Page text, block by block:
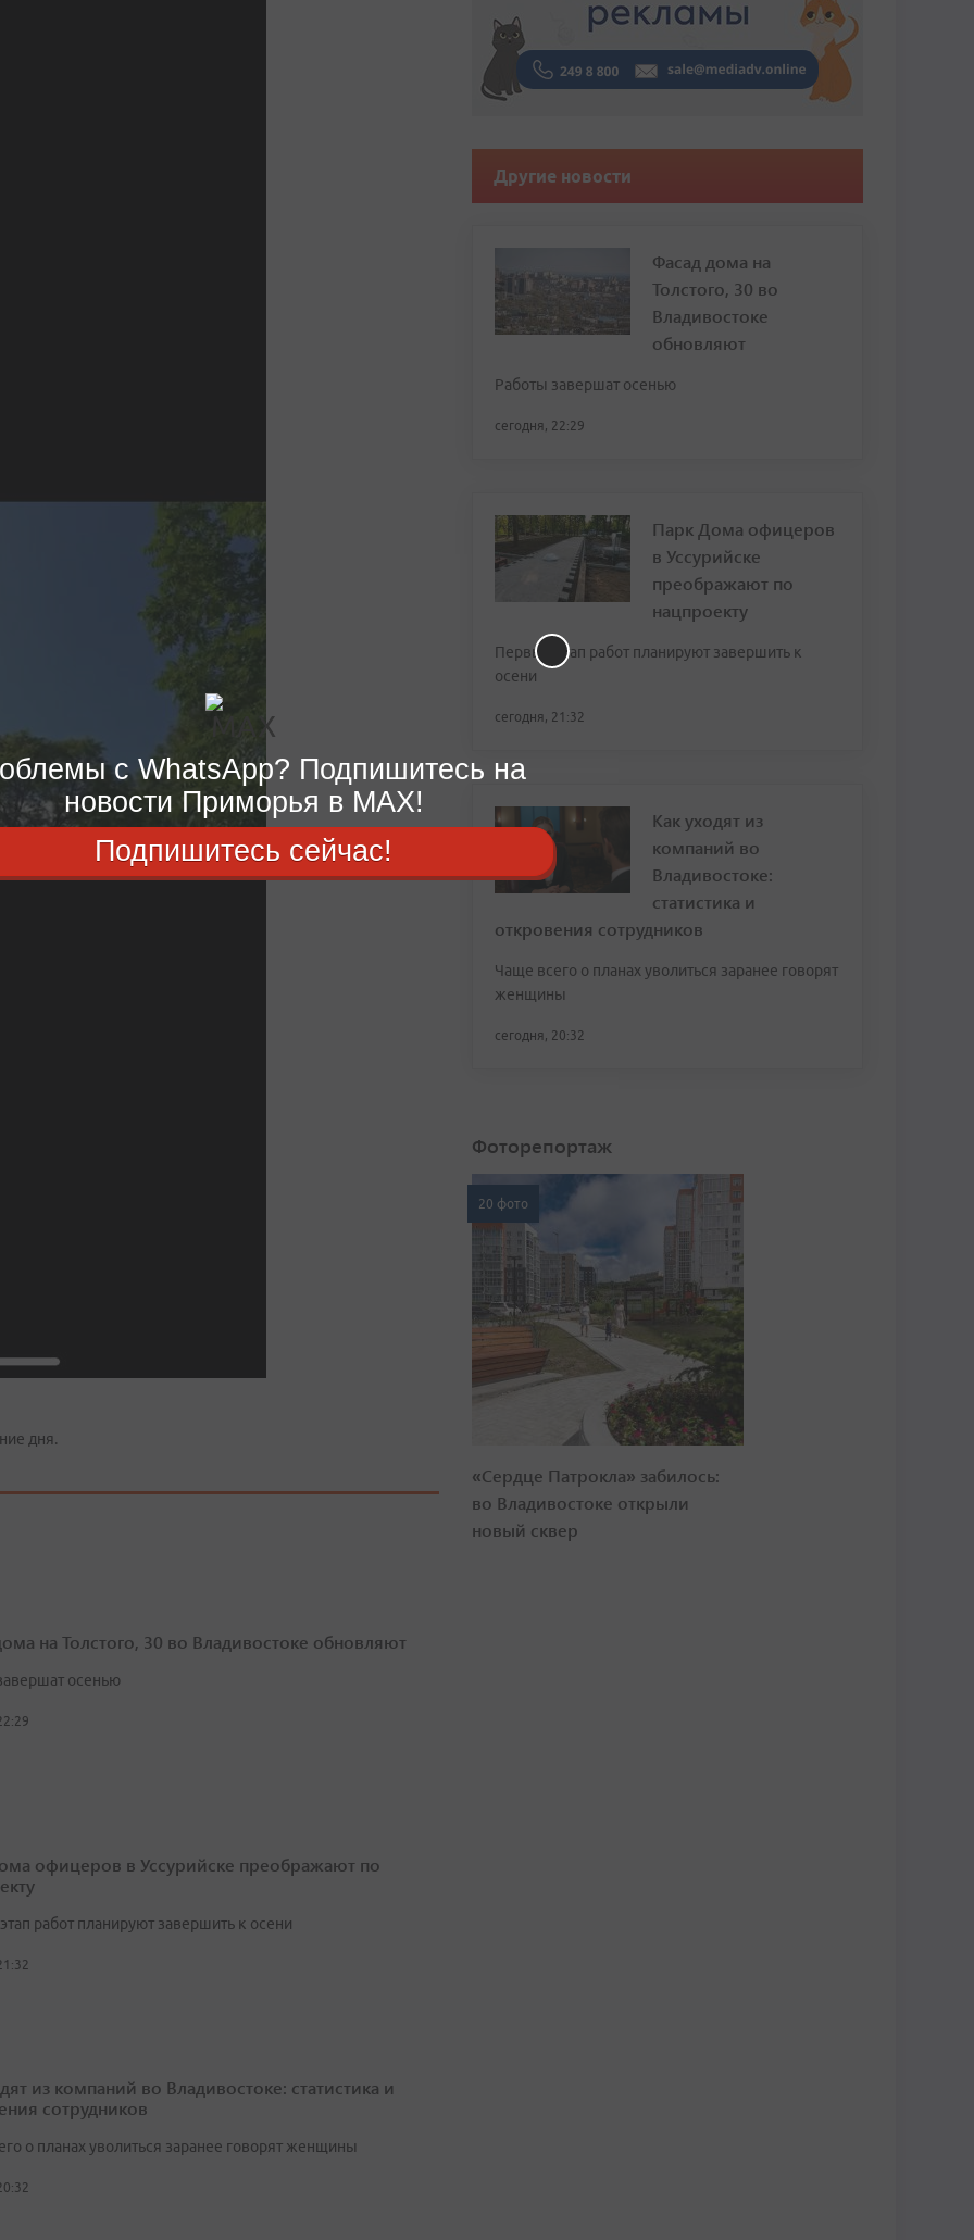
дня.
на Толстого, 30 во Владивостоке обновляют
осенью
офицеров в Уссурийске преображают по
работ планируют завершить к осени
из компаний во Владивостоке: статистика и
сотрудников
о планах уволиться заранее говорят женщины
Другие новости
Фасад дома на
Толстого, 30 во
Владивостоке
обновляют
Работы завершат осенью
сегодня, 22:29
Парк Дома офицеров
в Уссурийске
преображают по
нацпроекту
Первый этап работ планируют завершить к
осени
сегодня, 21:32
Как уходят из
компаний во
Владивостоке:
статистика и
откровения сотрудников
Чаще всего о планах уволиться заранее говорят
женщины
сегодня, 20:32
Фоторепортаж
20 фото
«Сердце Патрокла» забилось:
во Владивостоке открыли
новый сквер
с WhatsApp? Подпишитесь на
новости Приморья в MAX!
Подпишитесь сейчас!